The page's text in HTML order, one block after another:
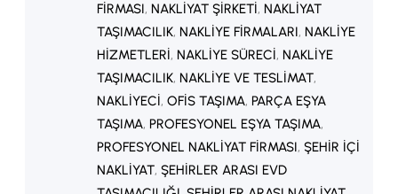
FIRMASI, NAKLIYAT ŞIRKETI, NAKLIYAT
TAŞIMACILIK, NAKLIYE FIRMALARI, NAKLIYE
HIZMETLERI, NAKLIYE SÜRECI, NAKLIYE
TAŞIMACILIK, NAKLIYE VE TESLIMAT
NAKLIYECI, OFIS TAŞIMA, PARÇA EŞYA
TAŞIMA, PROFESYONEL EŞYA TAŞIMA
PROFESYONEL NAKLIYAT FIRMASI, ŞEHIR IÇI
NAKLIYAT, ŞEHIRLER ARASI EVD